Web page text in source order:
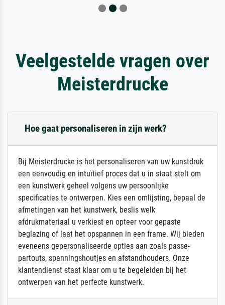
Veelgestelde vragen over
Meisterdrucke
Hoe gaat personaliseren in zijn werk?
Bij Meisterdrucke is het personaliseren van uw kunstdruk
een eenvoudig en intuïtief proces dat u in staat stelt om
een kunstwerk geheel volgens uw persoonlijke
specificaties te ontwerpen. Kies een omlijsting, bepaal de
afmetingen van het kunstwerk, beslis welk
afdrukmateriaal u verkiest en opteer voor gepaste
beglazing of laat het opspannen in een frame. Wij bieden
eveneens gepersonaliseerde opties aan zoals passe-
partouts, spanningshoutjes en afstandhouders. Onze
klantendienst staat klaar om u te begeleiden bij het
ontwerpen van het perfecte kunstwerk.